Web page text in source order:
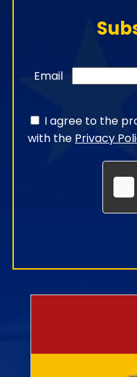
Email
I agree to the
with the Privacy